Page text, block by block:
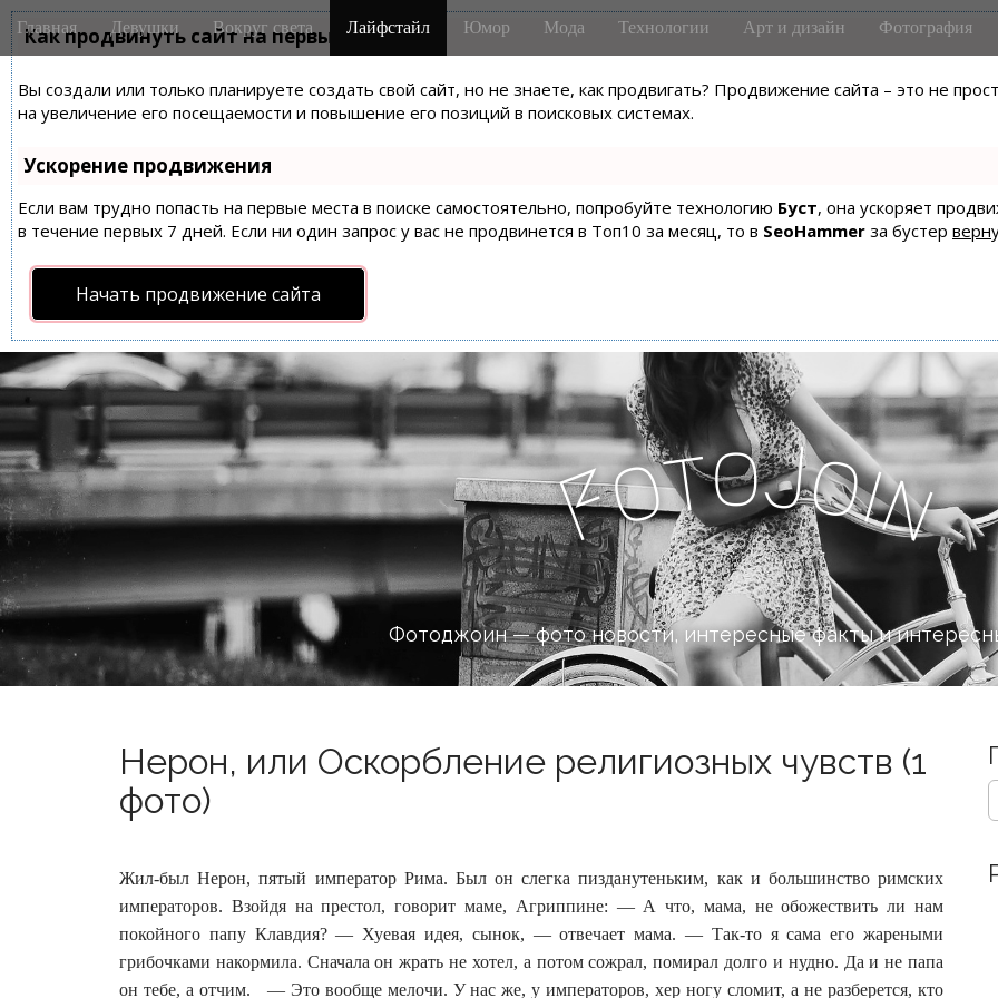
Как продвинуть сайт на первые места?
Вы создали или только планируете создать свой сайт, но не знаете, как продвигать? Продвижение сайта – это не
на увеличение его посещаемости и повышение его позиций в поисковых системах.
Ускорение продвижения
Если вам трудно попасть на первые места в поиске самостоятельно, попробуйте технологию Буст, она ускоряет
в течение первых 7 дней. Если ни один запрос у вас не продвинется в Топ10 за месяц, то в SeoHammer за бустер
Начать продвижение сайта
M
a
n
m
e
n
u
i
Главная Девушки Вокруг света Лайфстайл Юмор Мода Технологии Арт и дизайн Фотография
FotoJoi
n
Фотоджоин — фото новости, интересные факты и
Нерон, или Оскорбление религиозных чувств (1
фото)
Жил-был Нерон, пятый император Рима. Был он слегка пизданутеньким, как и большинство римских
императоров. Взойдя на престол, говорит маме, Агриппине: — А что, мама, не обожествить ли нам
покойного папу Клавдия? — Хуевая идея, сынок, — отвечает мама. — Так-то я сама его жареными
грибочками накормила. Сначала он жрать не хотел, а потом сожрал, помирал долго и нудно. Да и не папа
он тебе, а отчим. — Это вообще мелочи. У нас же, у императоров, хер ногу сломит, а не разберется, кто
S
e
c